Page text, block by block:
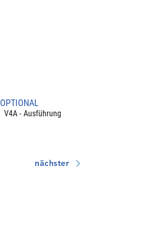
OPTIONAL
V4A - Ausführung
nächster